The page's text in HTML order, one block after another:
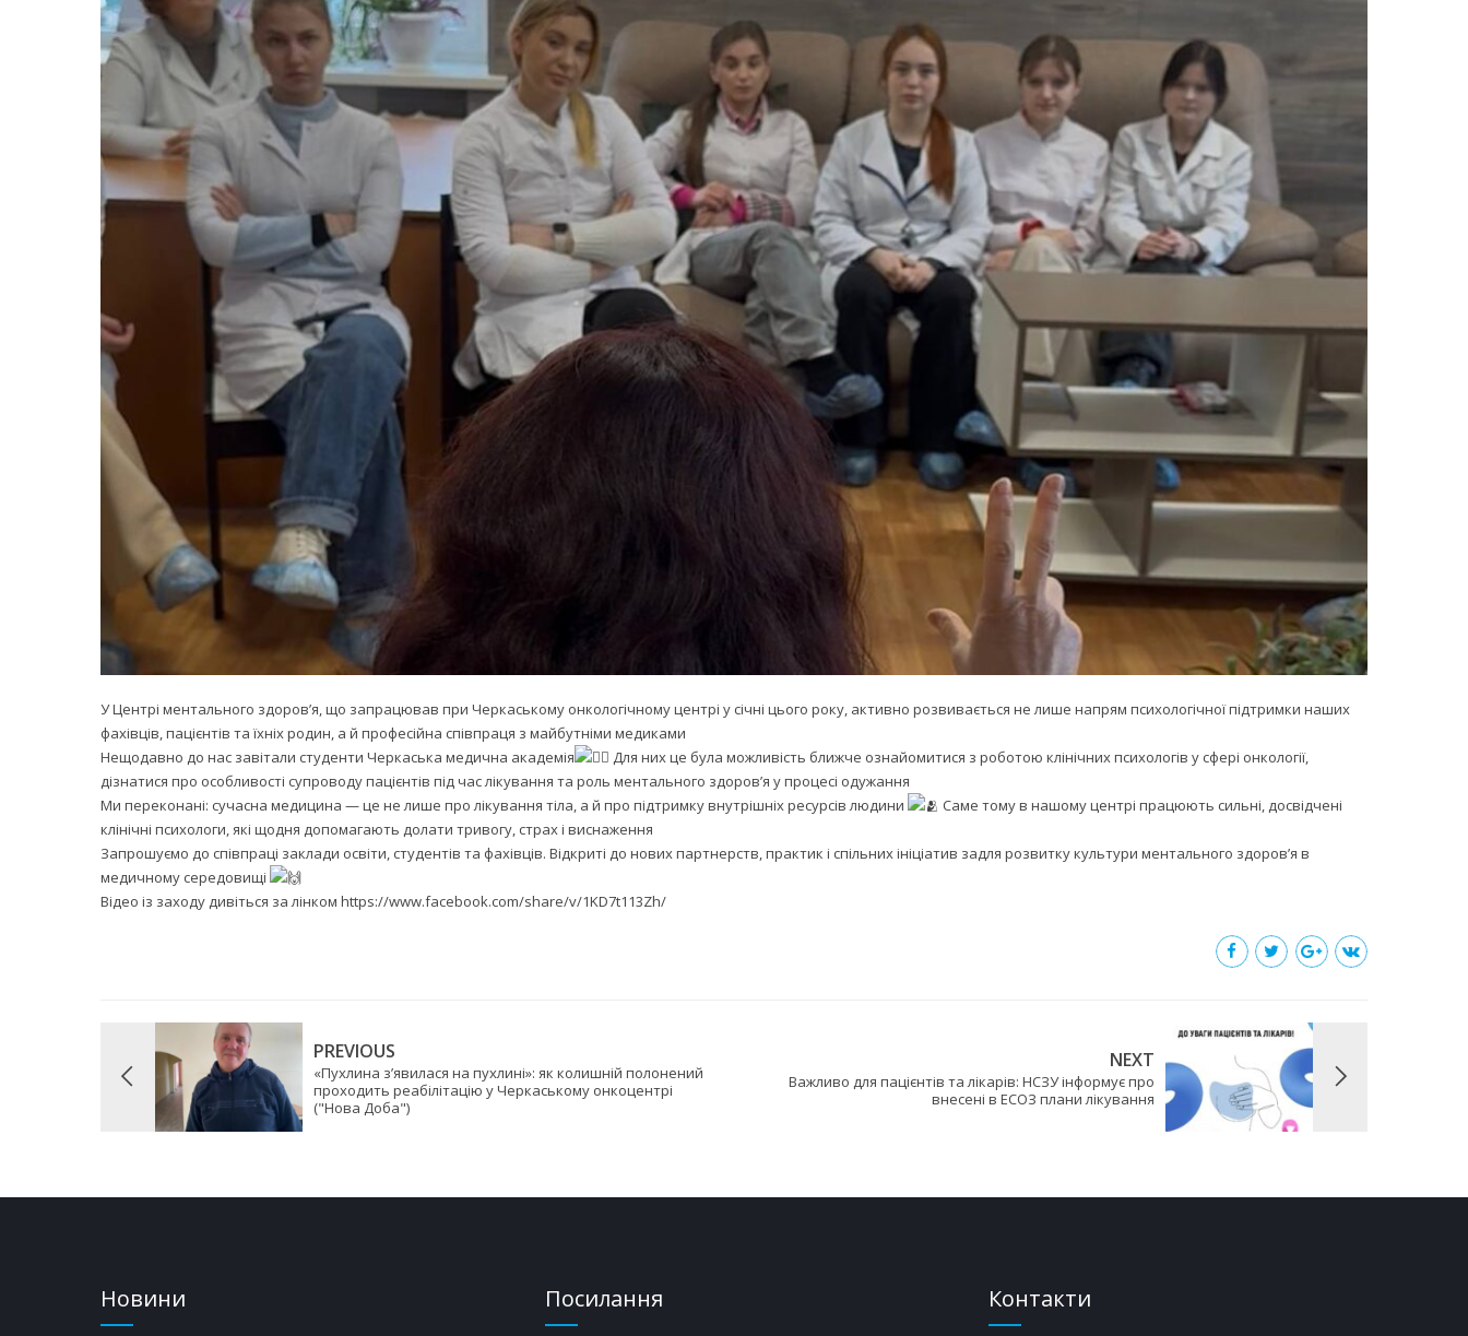
У Центрі ментального здоров’я, що запрацював при Черкаському онкологічному центрі у січні цього року, активно розвивається не лише напрям психологічної підтримки наших
фахівців, пацієнтів та їхніх родин, а й професійна співпраця з майбутніми медиками
Нещодавно до нас завітали студенти Черкаська медична академія
Для них це була можливість ближче ознайомитися з роботою клінічних психологів у сфері онкології,
дізнатися про особливості супроводу пацієнтів під час лікування та роль ментального здоров’я у процесі одужання
Ми переконані: сучасна медицина — це не лише про лікування тіла, а й про підтримку внутрішніх ресурсів людини
Саме тому в нашому центрі працюють сильні, досвідчені
клінічні психологи, які щодня допомагають долати тривогу, страх і виснаження
Запрошуємо до співпраці заклади освіти, студентів та фахівців. Відкриті до нових партнерств, практик і спільних ініціатив задля розвитку культури ментального здоров’я в
медичному середовищі
Відео із заходу дивіться за лінком https://www.facebook.com/share/v/1KD7t113Zh/
PREVIOUS
«Пухлина з’явилася на пухлині»: як колишній полонений
проходить реабілітацію у Черкаському онкоцентрі
("Нова Доба")
NEXT
Важливо для пацієнтів та лікарів: НСЗУ інформує про
внесені в ЕСОЗ плани лікування
Новини Посилання Контакти